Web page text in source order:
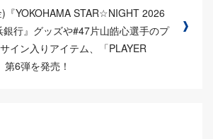
『YOKOHAMA STAR☆NIGHT 2026
行』グッズや#47片山皓心選手のプ
イン入りアイテム、「PLAYER
6弾を発売！